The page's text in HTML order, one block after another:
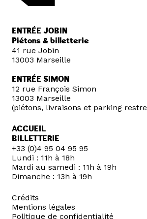
ENTRÉE JOBIN
Piétons & billetterie
41 rue Jobin
13003 Marseille
ENTRÉE SIMON
12 rue François Simon
13003 Marseille
(piétons, livraisons et parking
ACCUEIL
BILLETTERIE
+33 (0)4 95 04 95 95
Lundi : 11h à 18h
Mardi au samedi : 11h à 19h
Dimanche : 13h à 19h
Crédits
Mentions légales
Politique de confidentialité